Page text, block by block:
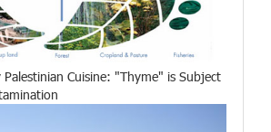
Palestinian Cuisine: "Thyme" is Subject